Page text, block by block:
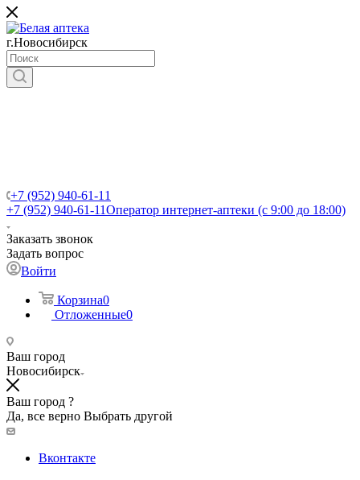
г.Новосибирск
+7 (952) 940-61-11
+7 (952) 940-61-11Оператор интернет-аптеки (с 9:00 до 18:00)
Заказать звонок
Задать вопрос
Войти
Корзина0
Отложенные0
Ваш город
Новосибирск
Ваш город ?
Да, все верно Выбрать другой
Вконтакте